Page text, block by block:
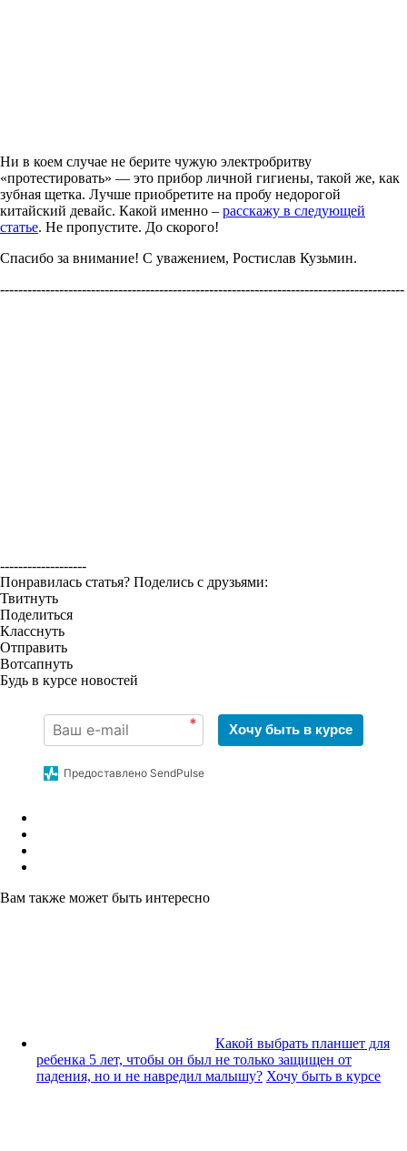
Ни в коем случае не берите чужую электробритву
«протестировать» — это прибор личной гигиены, такой же, как
зубная щетка. Лучше приобретите на пробу недорогой
китайский девайс. Какой именно – расскажу в следующей
статье. Не пропустите. До скорого!
Спасибо за внимание! С уважением, Ростислав Кузьмин.
-----------------------------------------------------------------------------------------
-------------------
Понравилась статья? Поделись с друзьями:
Твитнуть
Поделиться
Класснуть
Отправить
Вотсапнуть
Будь в курсе новостей
* Хочу быть в курсе
Предоставлено SendPulse
Вам также может быть интересно
Какой выбрать планшет для
ребенка 5 лет, чтобы он был не только защищен от
падения, но и не навредил малышу? Хочу быть в курсе